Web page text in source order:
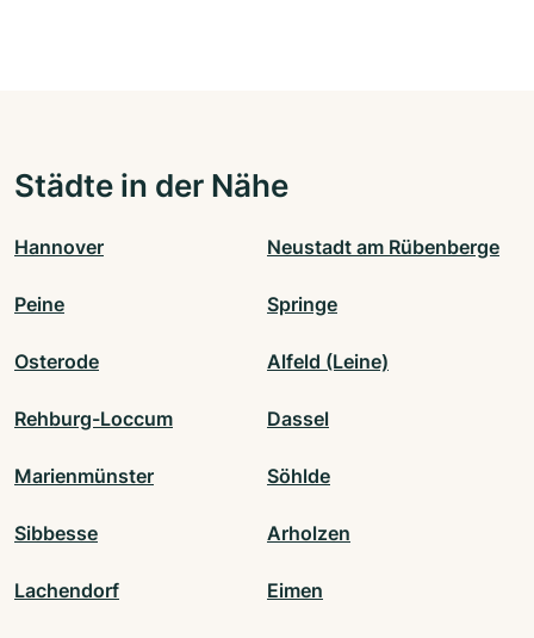
Städte in der Nähe
Hannover Neustadt am Rübenberge
Peine Springe
Osterode Alfeld (Leine)
Rehburg-Loccum Dassel
Marienmünster Söhlde
Sibbesse Arholzen
Lachendorf Eimen